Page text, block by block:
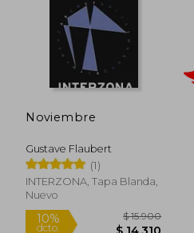
Noviembre
Gustave Flaubert
(1)
INTERZONA, Tapa Blanda,
Nuevo